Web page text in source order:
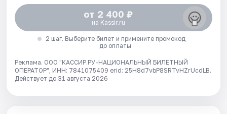
от 2 400 ₽
на Kassir.ru
2 шаг. Выберите билет и примените промокод
до оплаты
Реклама. ООО "КАССИР.РУ-НАЦИОНАЛЬНЫЙ БИЛЕТНЫЙ
ОПЕРАТОР", ИНН: 7841075409 erid: 25H8d7vbP8SRTvHZrUcdLB.
Действует до 31 августа 2026